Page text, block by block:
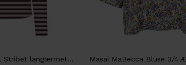
Only, New Soph Life, Stribet langærmet trøje, Brun, Lyserød